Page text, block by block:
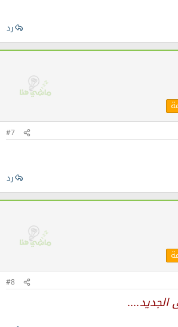
رد
#7
رد
#8